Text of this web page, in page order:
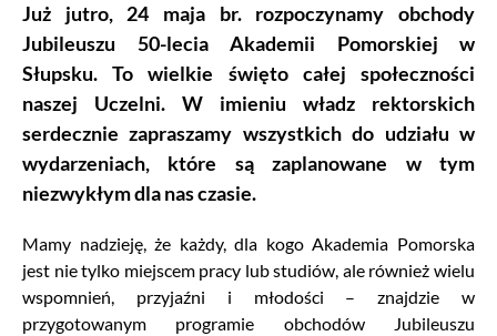
Już jutro, 24 maja br. rozpoczynamy obchody
Jubileuszu 50-lecia Akademii Pomorskiej w
Słupsku. To wielkie święto całej społeczności
naszej Uczelni. W imieniu władz rektorskich
serdecznie zapraszamy wszystkich do udziału w
wydarzeniach, które są zaplanowane w tym
niezwykłym dla nas czasie.
Mamy nadzieję, że każdy, dla kogo Akademia Pomorska
jest nie tylko miejscem pracy lub studiów, ale również wielu
wspomnień, przyjaźni i młodości – znajdzie w
przygotowanym programie obchodów Jubileuszu